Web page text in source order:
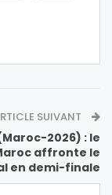
SUIVANT
(Maroc-2026) : le
affronte le
en demi-finale